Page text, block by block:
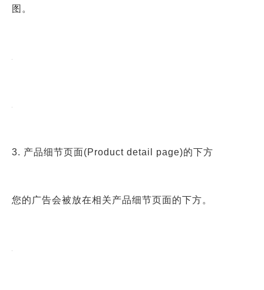
图。
3. 产品细节页面(Product detail page)的下方
您的广告会被放在相关产品细节页面的下方。